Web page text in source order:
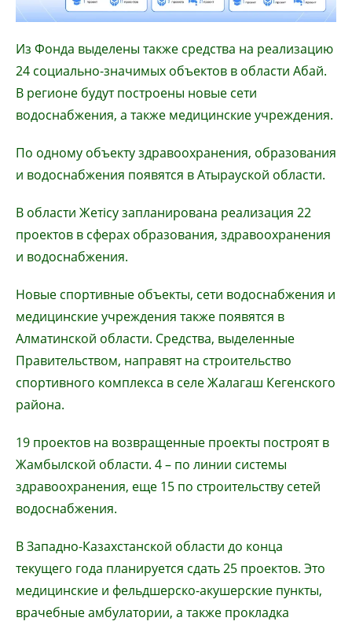
Из Фонда выделены также средства на реализацию
24 социально-значимых объектов в области Абай.
В регионе будут построены новые сети
водоснабжения, а также медицинские учреждения.
По одному объекту здравоохранения, образования
и водоснабжения появятся в Атырауской области.
В области Жетісу запланирована реализация 22
проектов в сферах образования, здравоохранения
и водоснабжения.
Новые спортивные объекты, сети водоснабжения и
медицинские учреждения также появятся в
Алматинской области. Средства, выделенные
Правительством, направят на строительство
спортивного комплекса в селе Жалагаш Кегенского
района.
19 проектов на возвращенные проекты построят в
Жамбылской области. 4 – по линии системы
здравоохранения, еще 15 по строительству сетей
водоснабжения.
В Западно-Казахстанской области до конца
текущего года планируется сдать 25 проектов. Это
медицинские и фельдшерско-акушерские пункты,
врачебные амбулатории, а также прокладка